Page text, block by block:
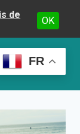
FR
de
OK